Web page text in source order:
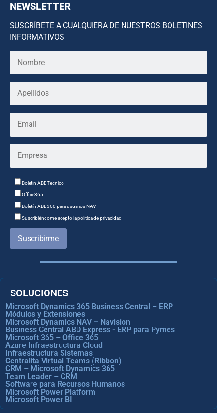
NEWSLETTER
SUSCRÍBETE A CUALQUIERA DE NUESTROS BOLETINES
INFORMATIVOS
Boletín ABDTecnico
Office365
Boletín ABD360 para usuarios NAV
Suscribiéndome acepto la política de privacidad
Suscribirme
SOLUCIONES
Microsoft Dynamics 365 Business Central – ERP
Módulos y Extensiones
Microsoft Dynamics NAV – Navision
Business Central ABD Express - ERP para Pymes
Microsoft 365 – Office 365
Azure Infraestructura Cloud
Infraestructura Sistemas
Centralita Virtual Teams (Ribbon)
CRM – Microsoft Dynamics 365
Team Leader – CRM
Software para Recursos Humanos
Microsoft Power Platform
Microsoft Power BI